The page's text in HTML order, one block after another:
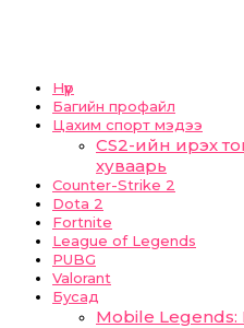
Нүүр
Багийн профайл
Цахим спорт мэдээ
CS2-ийн ирэх
хуваарь
Counter-Strike 2
Dota 2
Fortnite
League of Legends
PUBG
Valorant
Бусад
Mobile Legends: